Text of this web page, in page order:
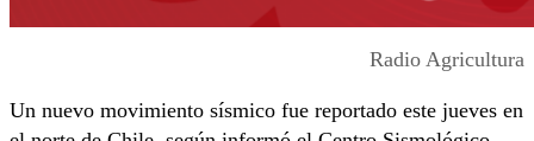
Radio Agricultura
Un nuevo movimiento sísmico fue reportado este jueves en